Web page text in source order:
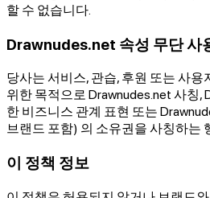
할 수 없습니다.
Drawnudes.net 속성 무단 사
당사는 서비스, 관습, 후원 또는 사용
위한 목적으로 Drawnudes.net 사칭,
한 비즈니스 관계 표현 또는
브랜드 포함) 의 소유권을 사칭하는
이 정책 정보